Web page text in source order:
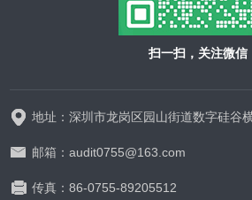
扫一扫，关注微信
邮箱：audit0755@163.com
传真：86-0755-89205512